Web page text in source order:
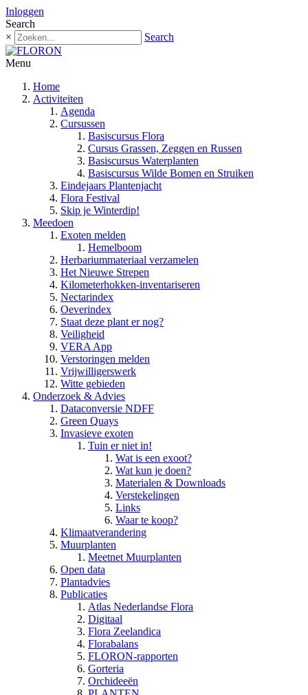
Inloggen
Search
×
Search
Menu
Home
Activiteiten
Agenda
Cursussen
Basiscursus Flora
Cursus Grassen, Zeggen en Russen
Basiscursus Waterplanten
Basiscursus Wilde Bomen en Struiken
Eindejaars Plantenjacht
Flora Festival
Skip je Winterdip!
Meedoen
Exoten melden
Hemelboom
Herbariummateriaal verzamelen
Het Nieuwe Strepen
Kilometerhokken-inventariseren
Nectarindex
Oeverindex
Staat deze plant er nog?
Veiligheid
VERA App
Verstoringen melden
Vrijwilligerswerk
Witte gebieden
Onderzoek & Advies
Dataconversie NDFF
Green Quays
Invasieve exoten
Tuin er niet in!
Wat is een exoot?
Wat kun je doen?
Materialen & Downloads
Verstekelingen
Links
Waar te koop?
Klimaatverandering
Muurplanten
Meetnet Muurplanten
Open data
Plantadvies
Publicaties
Atlas Nederlandse Flora
Digitaal
Flora Zeelandica
Florabalans
FLORON-rapporten
Gorteria
Orchideeën